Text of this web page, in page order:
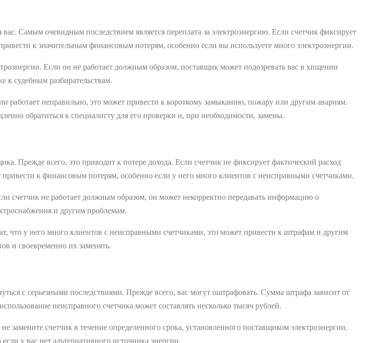
Самым очевидным последствием является переплата за электроэнергию. Если счетчик фиксирует
к значительным финансовым потерям, особенно если вы используете много электроэнергии.
Если он не работает должным образом, поставщик может подозревать вас в хищении
к судебным разбирательствам.
неправильно, это может привести к короткому замыканию, пожару или другим авариям.
обратиться к специалисту для его проверки и, при необходимости, замены.
Прежде всего, это приводит к потере дохода. Если счетчик не фиксирует фактический расход
к финансовым потерям, особенно если у него много клиентов с неисправными счетчиками.
счетчик не работает должным образом, он может некорректно передавать информацию о
и другим проблемам.
что у него много клиентов с неисправными счетчиками, это может привести к штрафам и другим
и своевременно их заменять.
с серьезными последствиями. Прежде всего, вас могут оштрафовать. Сумма штрафа зависит от
неисправного счетчика может составлять несколько тысяч рублей.
счетчик в течение определенного срока, установленного поставщиком электроэнергии.
у вас нет альтернативного источника энергии.